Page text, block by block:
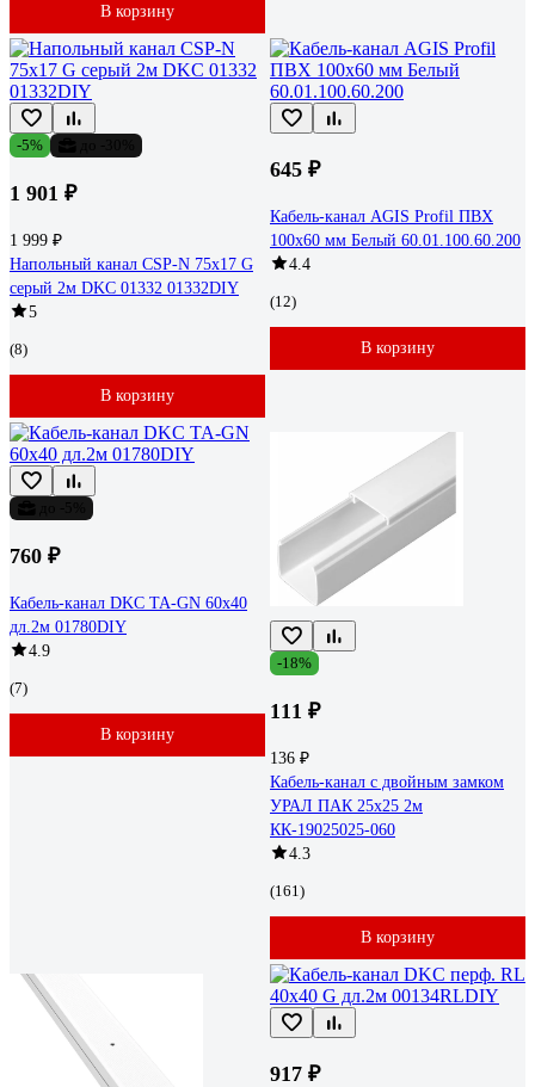
В корзину
-5%
1 901 ₽
1 999 ₽
Напольный канал СSP-N 75x17 G
серый 2м DKC 01332 01332DIY
5
(8)
В корзину
645 ₽
Кабель-канал AGIS Profil ПВХ
100x60 мм Белый 60.01.100.60.200
4.4
(12)
В корзину
760 ₽
Кабель-канал DKC TA-GN 60x40
дл.2м 01780DIY
4.9
(7)
В корзину
-18%
111 ₽
136 ₽
Кабель-канал с двойным замком
УРАЛ ПАК 25х25 2м
КК-19025025-060
4.3
(161)
В корзину
917 ₽